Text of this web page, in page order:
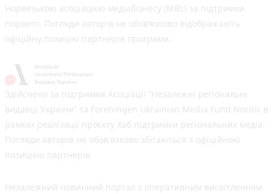
Норвезькою асоціацією медіабізнесу (MBL) за підтримки
Норвегії. Погляди авторів не обов’язково відображають
офіційну позицію партнерів програми.
Здійснено за підтримки Асоціації “Незалежні регіональні
видавці України” та Foreningen Ukrainian Media Fund Nordic в
рамках реалізації проєкту Хаб підтримки регіональних медіа.
Погляди авторів не обов'язково збігаються з офіційною
позицією партнерів
Незалежний новинний портал з оперативним висвітленням